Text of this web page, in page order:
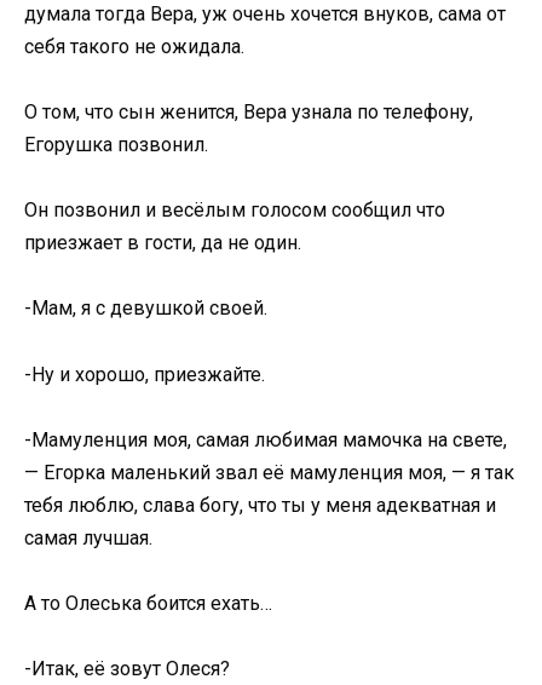
думала тогда Вера, уж очень хочется внуков, сама от
себя такого не ожидала.
О том, что сын женится, Вера узнала по телефону,
Егорушка позвонил.
Он позвонил и весёлым голосом сообщил что
приезжает в гости, да не один.
-Мам, я с девушкой своей.
-Ну и хорошо, приезжайте.
-Мамуленция моя, самая любимая мамочка на свете,
— Егорка маленький звал её мамуленция моя, — я так
тебя люблю, слава богу, что ты у меня адекватная и
самая лучшая.
А то Олеська боится ехать…
-Итак, её зовут Олеся?